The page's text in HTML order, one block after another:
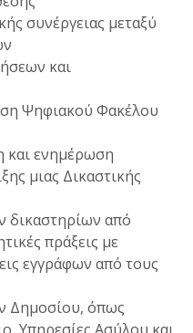
συνέργειας μεταξύ
και
Ψηφιακού Φακέλου
ενημέρωση
μιας Δικαστικής
από
πράξεις με
εγγράφων από τους
Δημοσίου, όπως